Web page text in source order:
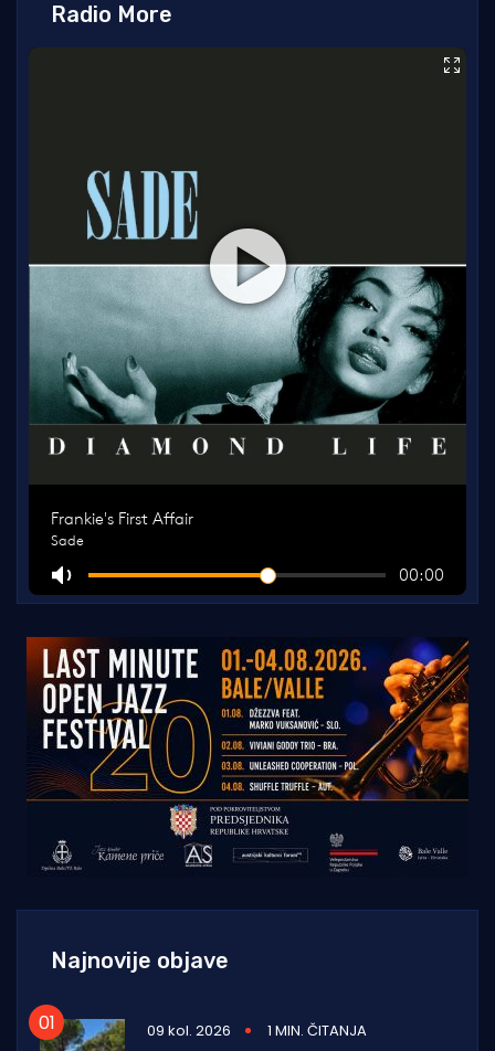
Radio More
Najnovije objave
09 kol. 2026
1 MIN. ČITANJA